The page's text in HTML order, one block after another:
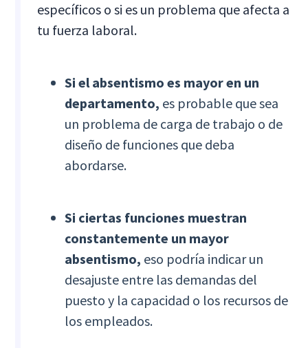
específicos o si es un problema que afecta a
tu fuerza laboral.
Si el absentismo es mayor en un
departamento, es probable que sea
un problema de carga de trabajo o de
diseño de funciones que deba
abordarse.
Si ciertas funciones muestran
constantemente un mayor
absentismo, eso podría indicar un
desajuste entre las demandas del
puesto y la capacidad o los recursos de
los empleados.